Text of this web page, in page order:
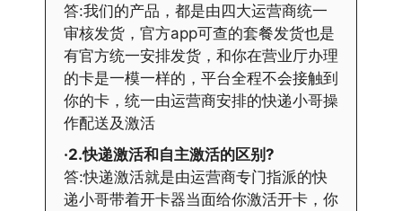
答:我们的产品，都是由四大运营商统一
审核发货，官方app可查的套餐发货也是
有官方统一安排发货，和你在营业厅办理
的卡是一模一样的，平台全程不会接触到
你的卡，统一由运营商安排的快递小哥操
作配送及激活
·2.快递激活和自主激活的区别?
答:快递激活就是由运营商专门指派的快
递小哥带着开卡器当面给你激活开卡，你